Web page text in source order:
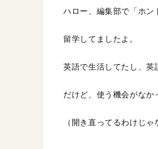
ハロー、編集部で「ホン
留学してましたよ。
英語で生活してたし、英
だけど、使う機会がなか
（開き直ってるわけじゃ